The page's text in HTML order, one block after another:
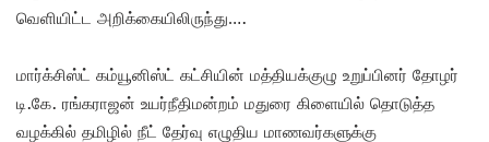
வெளியிட்ட அறிக்கையிலிருந்து….
மார்க்சிஸ்ட் கம்யூனிஸ்ட் கட்சியின் மத்தியக்குழு உறுப்பினர் தோழர்
டி.கே. ரங்கராஜன் உயர்நீதிமன்றம் மதுரை கிளையில் தொடுத்த
வழக்கில் தமிழில் நீட் தேர்வு எழுதிய மாணவர்களுக்கு